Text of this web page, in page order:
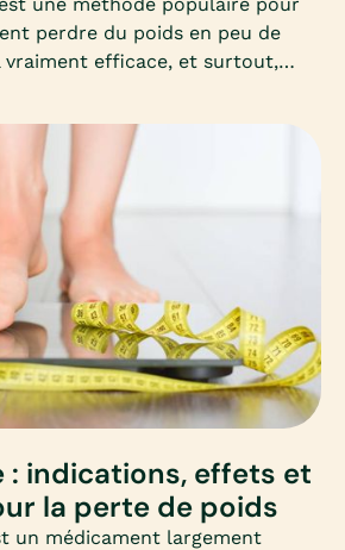
perdre du poids en peu de
vraiment efficace, et surtout,
rapide adapté à vos besoins,
corps en difficulté.
: indications, effets et
la perte de poids
un médicament largement